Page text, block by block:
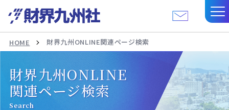
HOME 財界九州ONLINE関連ページ検索
財界九州ONLINE
関連ページ検索
Search